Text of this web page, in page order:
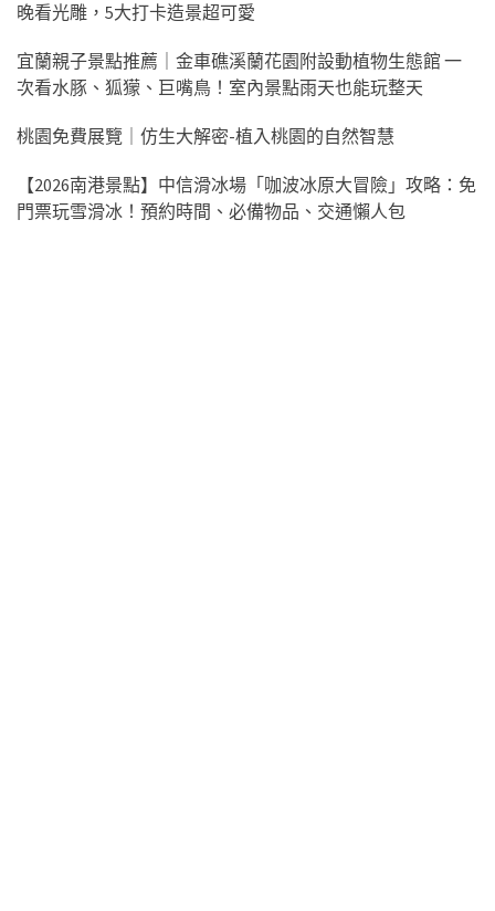
晚看光雕，5大打卡造景超可愛
宜蘭親子景點推薦｜金車礁溪蘭花園附設動植物生態館 一
次看水豚、狐獴、巨嘴鳥！室內景點雨天也能玩整天
桃園免費展覽｜仿生大解密-植入桃園的自然智慧
【2026南港景點】中信滑冰場「咖波冰原大冒險」攻略：免
門票玩雪滑冰！預約時間、必備物品、交通懶人包